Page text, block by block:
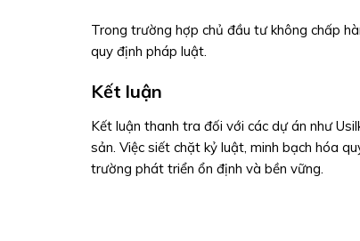
Trong trường hợp chủ đầu tư không chấp
quy định pháp luật.
Kết luận
Kết luận thanh tra đối với các dự án như
sản. Việc siết chặt kỷ luật, minh bạch hóa
trường phát triển ổn định và bền vững.